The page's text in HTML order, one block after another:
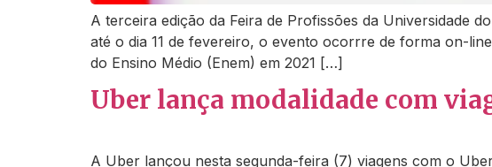
A terceira edição da Feira de Profissões da Universidade
até o dia 11 de fevereiro, o evento ocorrre de forma on-
do Ensino Médio (Enem) em 2021 […]
Uber lança modalidade com
A Uber lançou nesta segunda-feira (7) viagens com o